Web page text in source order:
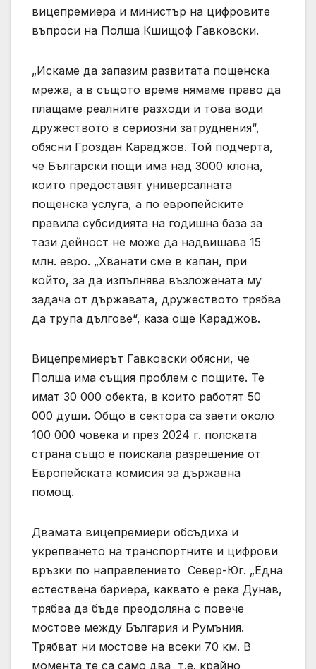
вицепремиерa и министър на цифровите
въпроси на Полша Кшищоф Гавковски.
„Искаме да запазим развитата пощенска
мрежа, а в същото време нямаме право да
плащаме реалните разходи и това води
дружеството в сериозни затруднения“,
обясни Гроздан Караджов. Той подчерта,
че Български пощи има над 3000 клона,
които предоставят универсалната
пощенска услуга, а по европейските
правила субсидията на годишна база за
тази дейност не може да надвишава 15
млн. евро. „Хванати сме в капан, при
който, за да изпълнява възложената му
задача от държавата, дружеството трябва
да трупа дългове“, каза още Караджов.
Вицепремиерът Гавковски обясни, че
Полша има същия проблем с пощите. Те
имат 30 000 обекта, в които работят 50
000 души. Общо в сектора са заети около
100 000 човека и през 2024 г. полската
страна също е поискала разрешение от
Европейската комисия за държавна
помощ.
Двамата вицепремиери обсъдиха и
укрепването на транспортните и цифрови
връзки по направлението Север-Юг. „Една
естествена бариера, каквато е река Дунав,
трябва да бъде преодоляна с повече
мостове между България и Румъния.
Трябват ни мостове на всеки 70 км. В
момента те са само два т.е. крайно